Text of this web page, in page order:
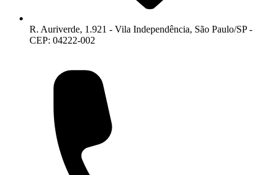
R. Auriverde, 1.921 - Vila Independência, São Paulo/SP -
CEP: 04222-002